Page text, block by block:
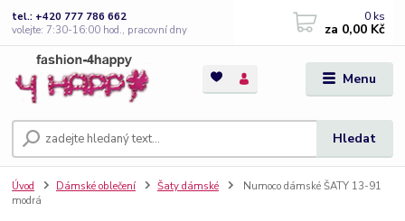
Menu
Hledat
tel.: +420 777 786 662
volejte: 7:30-16:00 hod., pracovní dny
0 ks
za 0,00 Kč
Úvod Dámské oblečení Šaty dámské
Numoco dámské ŠATY 13-91
modrá